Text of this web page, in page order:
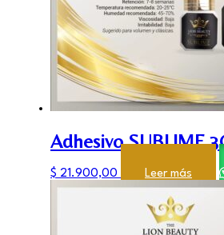
Adhesivo SUBLIME
$ 21.900,00 Leer más